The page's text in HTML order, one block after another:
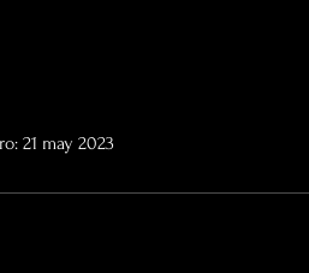
21 may 2023